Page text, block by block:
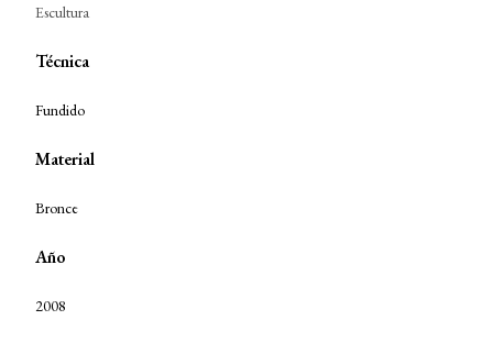
Escultura
Técnica
Fundido
Material
Bronce
Año
2008